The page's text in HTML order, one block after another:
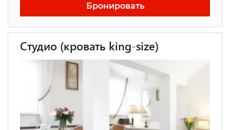
Бронировать
Студио (кровать king-size)